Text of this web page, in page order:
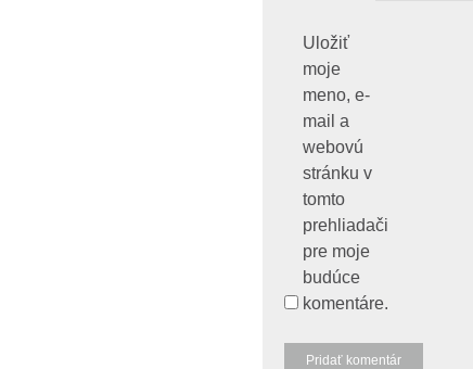
Uložiť
moje
meno, e-
mail a
webovú
stránku v
tomto
prehliadači
pre moje
budúce
komentáre.